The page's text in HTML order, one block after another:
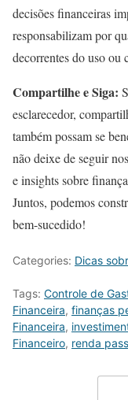
decisões financeiras
responsabilizam por
decorrentes do uso ou
Compartilhe e Siga:
esclarecedor,
também possam se
não deixe de seguir
e insights sobre
Juntos, podemos
bem-sucedido!
Categories: Dicas
Tags: Controle de
Financeira, finanças
Financeira,
Financeiro, renda